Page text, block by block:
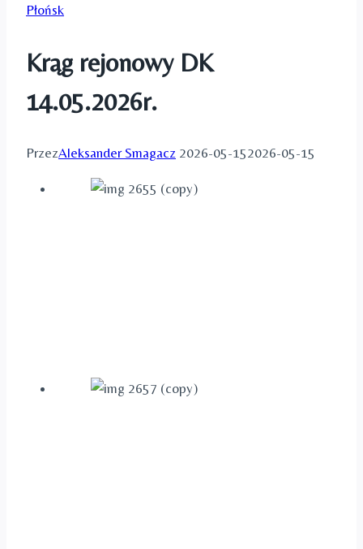
Płońsk
Krąg rejonowy DK
14.05.2026r.
PrzezAleksander Smagacz 2026-05-152026-05-15